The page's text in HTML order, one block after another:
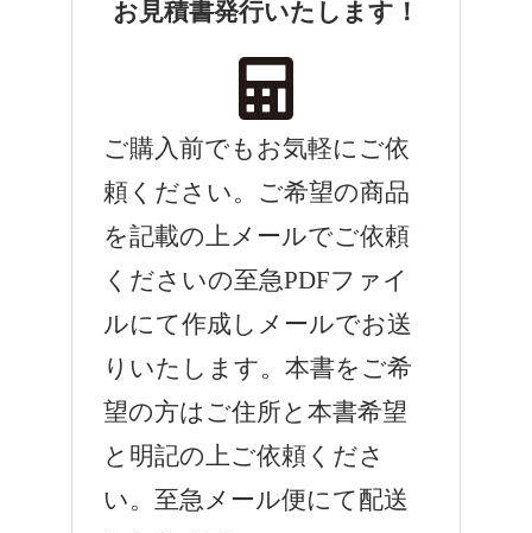
お見積書発行いたします！
ご購入前でもお気軽にご依
頼ください。ご希望の商品
を記載の上メールでご依頼
くださいの至急PDFファイ
ルにて作成しメールでお送
りいたします。本書をご希
望の方はご住所と本書希望
と明記の上ご依頼くださ
い。至急メール便にて配送